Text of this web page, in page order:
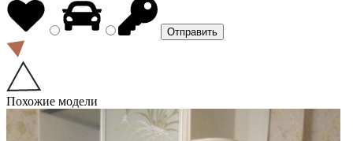
Похожие модели